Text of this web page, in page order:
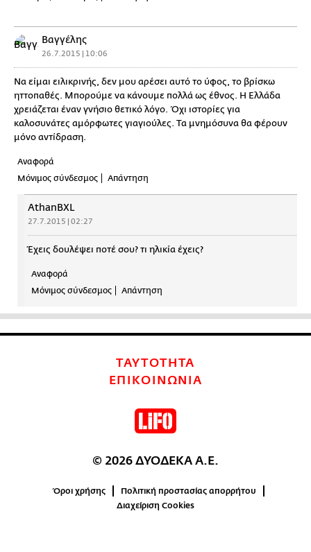
Βαγγέλης
26.7.2015 | 10:06
Να είμαι ειλικρινής, δεν μου αρέσει αυτό το ύφος, το βρίσκω
ηττοπαθές. Μπορούμε να κάνουμε πολλά ως έθνος. Η Ελλάδα
χρειάζεται έναν γνήσιο θετικό λόγο. Όχι ιστορίες για
καλοσυνάτες αμόρφωτες γιαγιούλες. Τα μνημόσυνα θα φέρουν
μόνο αντίδραση.
Αναφορά
Μόνιμος σύνδεσμος
Απάντηση
AthanBXL
27.7.2015 | 02:27
Έχεις δουλέψει ποτέ σου? τι ηλικία έχεις?
Αναφορά
Μόνιμος σύνδεσμος
Απάντηση
ΤΑΥΤΟΤΗΤΑ
ΕΠΙΚΟΙΝΩΝΙΑ
© 2026 ΔΥΟΔΕΚΑ Α.Ε.
Όροι χρήσης
Πολιτική προστασίας απορρήτου
Διαχείριση Cookies